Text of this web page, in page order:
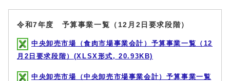
令和7年度 予算事業一覧（12月2日要求段階）
中央卸売市場（食肉市場事業会計）予算事業一覧（12
月2日要求段階）(XLSX形式, 20.93KB)
中央卸売市場（中央卸売市場事業会計）予算事業一覧